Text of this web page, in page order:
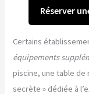
Réserver
Certains
équipements
piscine, une table de
secrète » dédiée à